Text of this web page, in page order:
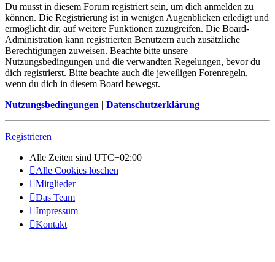
Du musst in diesem Forum registriert sein, um dich anmelden zu
können. Die Registrierung ist in wenigen Augenblicken erledigt und
ermöglicht dir, auf weitere Funktionen zuzugreifen. Die Board-
Administration kann registrierten Benutzern auch zusätzliche
Berechtigungen zuweisen. Beachte bitte unsere
Nutzungsbedingungen und die verwandten Regelungen, bevor du
dich registrierst. Bitte beachte auch die jeweiligen Forenregeln,
wenn du dich in diesem Board bewegst.
Nutzungsbedingungen | Datenschutzerklärung
Registrieren
Alle Zeiten sind UTC+02:00
Alle Cookies löschen
Mitglieder
Das Team
Impressum
Kontakt